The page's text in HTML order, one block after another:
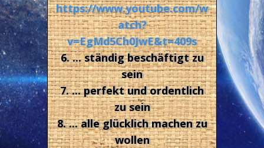
https://www.youtube.com/w
atch?
v=EgMd5Ch0JwE&t=409s
6. ... ständig beschäftigt zu
sein
7. ... perfekt und ordentlich
zu sein
8. ... alle glücklich machen zu
wollen